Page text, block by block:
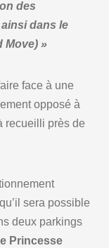
des
dans le
Move) »
face à une
opposé à
recueilli près de
sera possible
deux parkings
Princesse